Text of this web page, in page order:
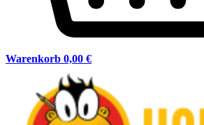
Warenkorb 0,00 €